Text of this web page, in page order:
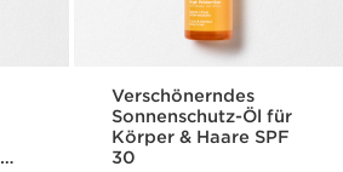
Verschönerndes
Sonnenschutz-Öl für
Körper & Haare SPF
30